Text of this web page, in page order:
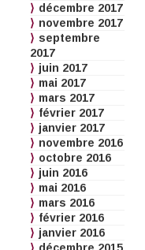
décembre 2017
novembre 2017
septembre
2017
juin 2017
mai 2017
mars 2017
février 2017
janvier 2017
novembre 2016
octobre 2016
juin 2016
mai 2016
mars 2016
février 2016
janvier 2016